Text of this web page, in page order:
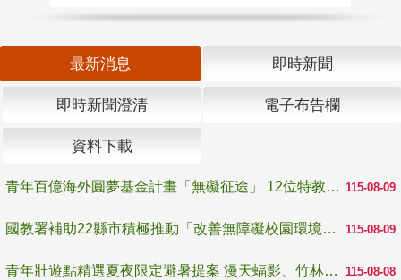
最新消息 即時新聞
即時新聞澄清 電子布告欄
資料下載
115-08-09
青年百億海外圓夢基金計畫「無礙征途」 12位特教與弱勢青年勇闖西班牙 跨越感官限制見證生命蛻變
115-08-09
國教署補助22縣市積極推動「改善無障礙校園環境計畫」 打造友善、安全、無礙學習空間
115-08-08
青年壯遊點精選夏夜限定避暑提案 漫天蝠影、竹林尋蛙、茶香夜觀 邀青年暮色出發